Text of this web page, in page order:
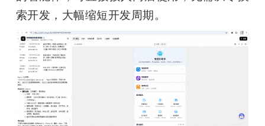
索开发，大幅缩短开发周期。